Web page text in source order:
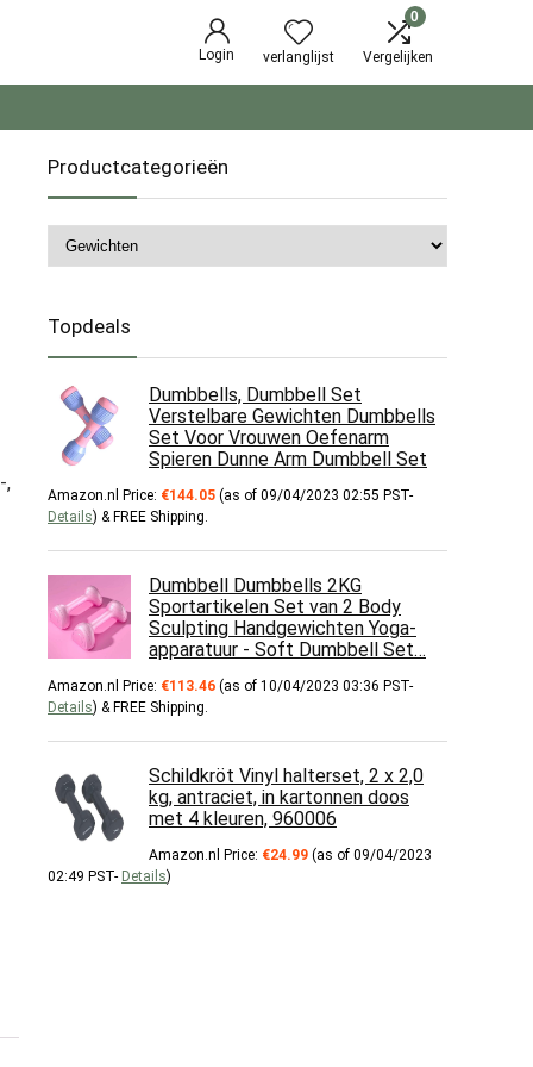
Login verlanglijst
0
Vergelijken
,
Productcategorieën
Topdeals
Dumbbells, Dumbbell Set
Verstelbare Gewichten Dumbbells
Set Voor Vrouwen Oefenarm
Spieren Dunne Arm Dumbbell Set
Amazon.nl Price: €144.05 (as of 09/04/2023 02:55 PST-
Details) & FREE Shipping.
Dumbbell Dumbbells 2KG
Sportartikelen Set van 2 Body
Sculpting Handgewichten Yoga-
apparatuur - Soft Dumbbell Set…
Amazon.nl Price: €113.46 (as of 10/04/2023 03:36 PST-
Details) & FREE Shipping.
Schildkröt Vinyl halterset, 2 x 2,0
kg, antraciet, in kartonnen doos
met 4 kleuren, 960006
Amazon.nl Price: €24.99 (as of 09/04/2023
02:49 PST- Details)